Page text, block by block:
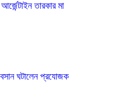
তারকার মা
ঘটালেন প্রযোজক